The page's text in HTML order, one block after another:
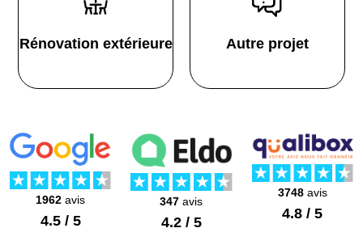
Rénovation extérieure Autre projet
1962 avis
4.5 / 5
347 avis
4.2 / 5
3748avis
4.8 / 5